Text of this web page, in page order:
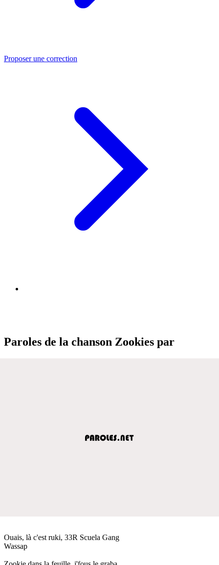
Proposer une correction
Paroles de la chanson Zookies par
Ouais, là c'est ruki, 33R Scuela Gang
Wassap